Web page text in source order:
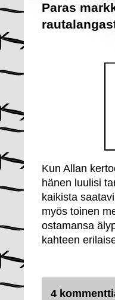
Paras
Kun Allan
hänen luulisi
kaikista
myös toinen
ostamansa
kahteen
4